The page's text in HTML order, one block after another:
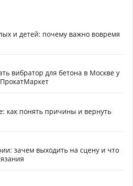
и детей: почему важно вовремя
вибратор для бетона в Москве у
как понять причины и вернуть
зачем выходить на сцену и что